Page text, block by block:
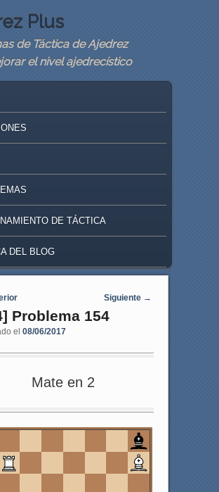
Plus
de Táctica de Ajedrez
el nivel ajedrecístico
PRIMARY CONTENT
SECONDARY CONTENT
DE TÁCTICA
DEL BLOG
de entradas Siguiente →
Problema 154
el 08/06/2017
Mate en 2